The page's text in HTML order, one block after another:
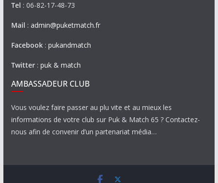
Tel : 06-82-17-48-73
Mail : admin@puketmatch.fr
Facebook: pukandmatch
Twitter: puk & match
AMBASSADEUR CLUB
Vous voulez faire passer au plu vite et au mieux les
informations de votre club sur Puk & Match 65 ? Contactez-
nous afin de convenir d’un partenariat média…